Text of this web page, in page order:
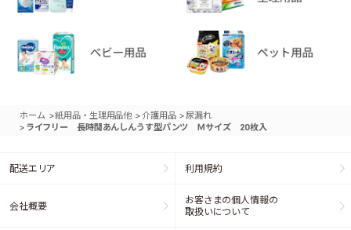
ホーム >紙用品・生理用品他 >介護用品 > 尿漏れ
> ライフリー 長時間あんしんうす型パンツ Ｍサイズ 20枚入
配送エリア 利用規約
会社概要
お客さまの個人情報の
取扱いについて